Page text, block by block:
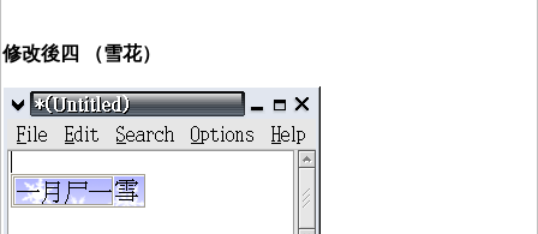
修改後四 （雪花）